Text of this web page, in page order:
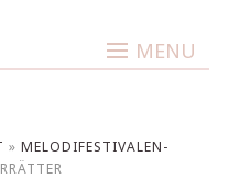
MENU
» MELODIFESTIVALEN-